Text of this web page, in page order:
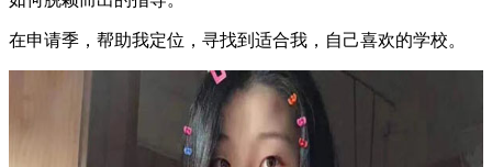
在申请季，帮助我定位，寻找到适合我，自己喜欢的学校。